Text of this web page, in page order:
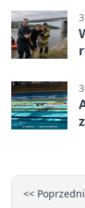
<< Poprzedni